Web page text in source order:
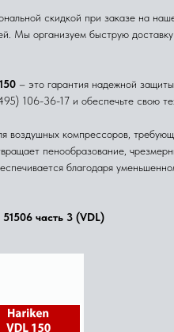
скидкой при заказе на
Мы организуем быструю
– это гарантия надежной
106-36-17 и обеспечьте свою
воздушных компрессоров,
пенообразование,
благодаря
часть 3 (VDL)